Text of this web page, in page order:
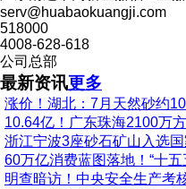
serv@huabaokuangji.com
518000
4008-628-618
公司总部
最新资讯更多
涨价！湖北：7月天然砂约
10.64亿！广东珠海2100万
浙江宁波3座砂石矿山入选
60万亿消费蓝图落地！“十
明查暗访！中央安全生产考